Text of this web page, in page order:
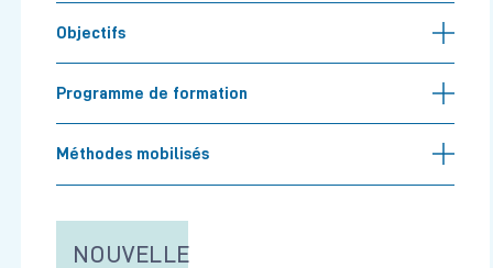
Objectifs
Programme de formation
Méthodes mobilisés
NOUVELLE